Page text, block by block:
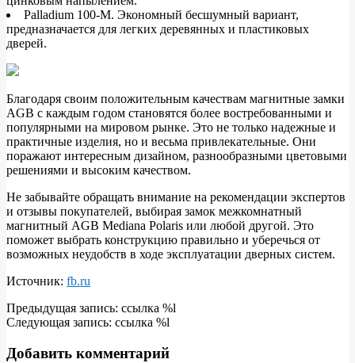
Palladium 100-M. Экономный бесшумный вариант,
предназначается для легких деревянных и пластиковых
дверей.
Благодаря своим положительным качествам магнитные замки
AGB с каждым годом становятся более востребованными и
популярными на мировом рынке. Это не только надежные и
практичные изделия, но и весьма привлекательные. Они
поражают интересным дизайном, разнообразными цветовыми
решениями и высоким качеством.
Не забывайте обращать внимание на рекомендации экспертов
и отзывы покупателей, выбирая замок межкомнатный
магнитный AGB Mediana Polaris или любой другой. Это
поможет выбрать конструкцию правильно и уберечься от
возможных неудобств в ходе эксплуатации дверных систем.
Источник: fb.ru
2018-
09-
Предыдущая запись: ссылка %l
Следующая запись: ссылка %l
Добавить комментарий